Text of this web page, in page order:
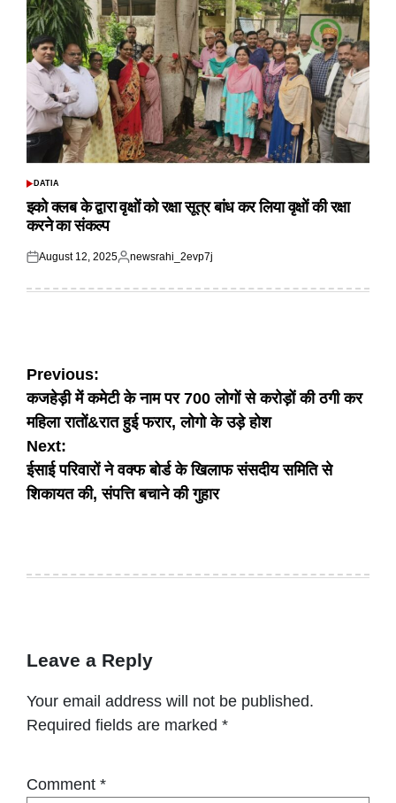
POSTED
DATIA
इको क्लब के द्वारा वृक्षों को रक्षा सूत्र बांध कर लिया वृक्षों की रक्षा
करने का संकल्प
Posted
August 12, 2025
Posted
newsrahi_2evp7j
Post
navigation
Previous:
कजहेड़ी में कमेटी के नाम पर 700 लोगों से करोड़ों की ठगी कर
महिला रातों&रात हुई फरार, लोगो के उड़े होश
Next:
ईसाई परिवारों ने वक्फ बोर्ड के खिलाफ संसदीय समिति से
शिकायत की, संपत्ति बचाने की गुहार
Leave a Reply
Your email address will not be published.
Required fields are marked *
Comment *